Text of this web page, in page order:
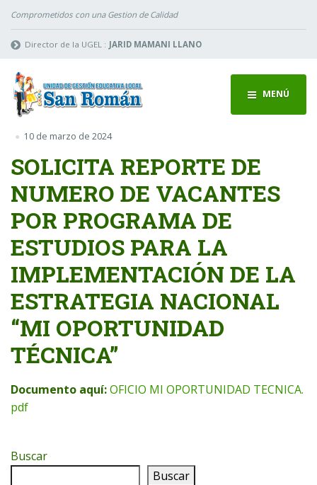
Comprometidos con una Gestion de Calidad
Director de la UGEL : JARID MAMANI LLANO
MENÚ
10 de marzo de 2024
SOLICITA REPORTE DE
NUMERO DE VACANTES
POR PROGRAMA DE
ESTUDIOS PARA LA
IMPLEMENTACIÓN DE LA
ESTRATEGIA NACIONAL
“MI OPORTUNIDAD
TÉCNICA”
Documento aquí:OFICIO MI OPORTUNIDAD TECNICA.
pdf
Buscar
Buscar